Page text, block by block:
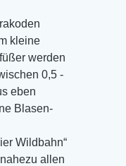
kleine
werden
0,5 -
eben
Blasen-
Wildbahn“
allen